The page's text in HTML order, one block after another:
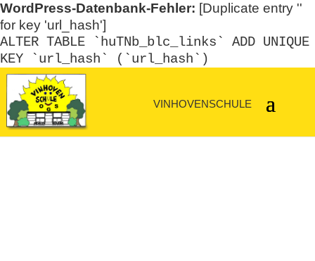
WordPress-Datenbank-Fehler: [Duplicate entry ''
for key 'url_hash']
ALTER TABLE `huTNb_blc_links` ADD UNIQUE
KEY `url_hash` (`url_hash`)